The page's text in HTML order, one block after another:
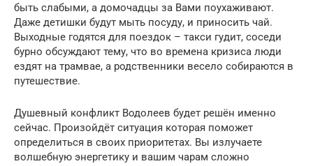
быть слабыми, а домочадцы за Вами поухаживают.
Даже детишки будут мыть посуду, и приносить чай.
Выходные годятся для поездок – такси гудит, соседи
бурно обсуждают тему, что во времена кризиса люди
ездят на трамвае, а родственники весело собираются в
путешествие.
Душевный конфликт Водолеев будет решён именно
сейчас. Произойдёт ситуация которая поможет
определиться в своих приоритетах. Вы излучаете
волшебную энергетику и вашим чарам сложно